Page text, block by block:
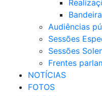
Audiências
Sessões
Sessões
Frentes
NOTÍCIAS
FOTOS